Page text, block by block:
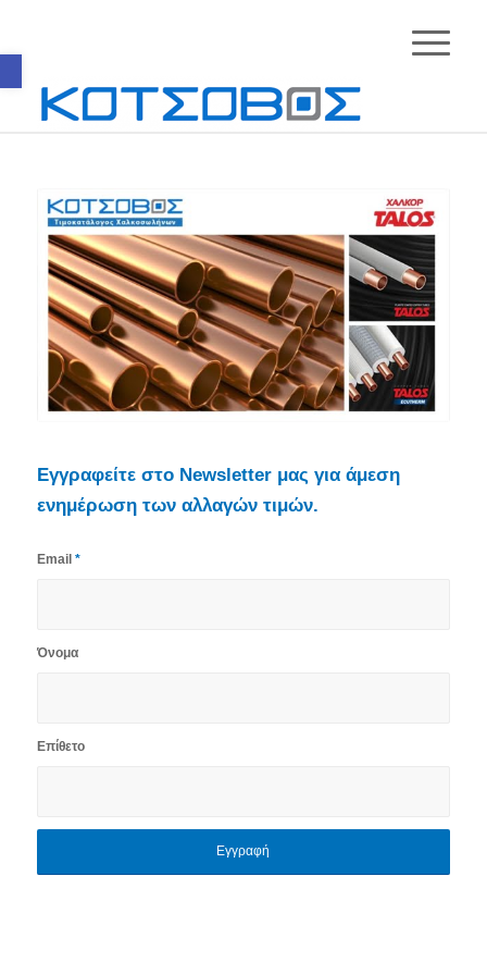
Ανοίξτε τη γραμμή εργαλείων
Εγγραφείτε στο Newsletter μας για άμεση
ενημέρωση των αλλαγών τιμών.
Email *
Όνομα
Επίθετο